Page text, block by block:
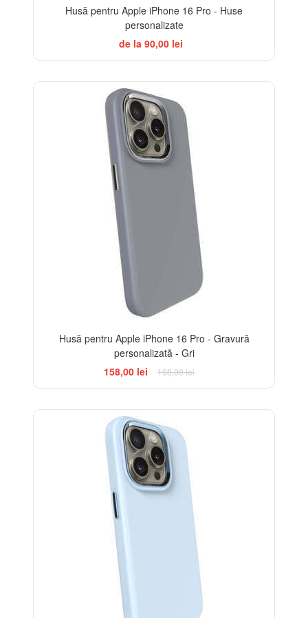
Husă pentru Apple iPhone 16 Pro - Huse
personalizate
de la 90,00 lei
Husă pentru Apple iPhone 16 Pro - Gravură
personalizată - Gri
158,00 lei
198,00 lei